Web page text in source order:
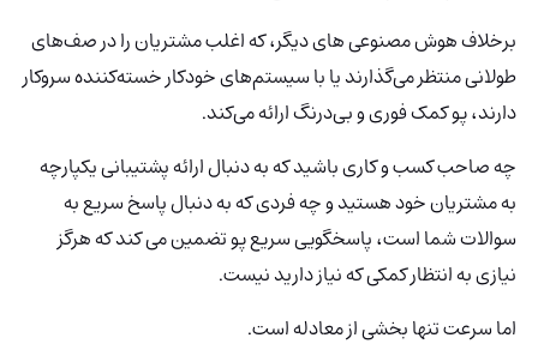
برخلاف هوش مصنوعی های دیگر، که اغلب مشتریان را در صف‌های
طولانی منتظر می‌گذارند یا با سیستم‌های خودکار خسته‌کننده سروکار
دارند، پو کمک فوری و بی‌درنگ ارائه می‌کند.
چه صاحب کسب و کاری باشید که به دنبال ارائه پشتیبانی یکپارچه
به مشتریان خود هستید و چه فردی که به دنبال پاسخ سریع به
سوالات شما است، پاسخگویی سریع پو تضمین می کند که هرگز
نیازی به انتظار کمکی که نیاز دارید نیست.
اما سرعت تنها بخشی از معادله است.